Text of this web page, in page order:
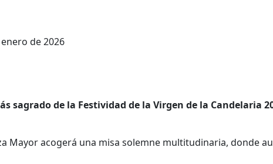
de 2026
sagrado de la Festividad de la Virgen de la Candelaria
Mayor acogerá una misa solemne multitudinaria, donde